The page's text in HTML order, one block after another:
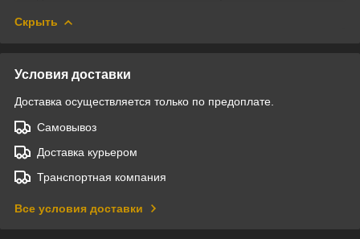
Скрыть
Условия доставки
Доставка осуществляется только по предоплате.
Самовывоз
Доставка курьером
Транспортная компания
Все условия доставки